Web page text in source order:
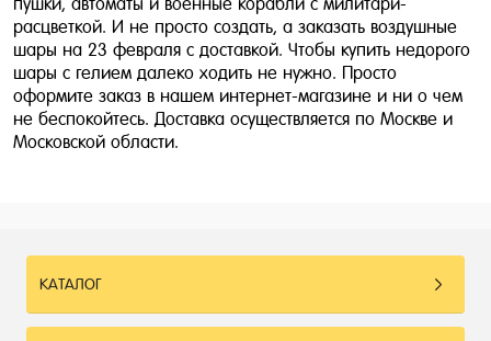
расцветкой. И не просто создать, а заказать воздушные
шары на 23 февраля с доставкой. Чтобы купить недорого
шары с гелием далеко ходить не нужно. Просто
оформите заказ в нашем интернет-магазине и ни о чем
не беспокойтесь. Доставка осуществляется по Москве и
Московской области.
КАТАЛОГ